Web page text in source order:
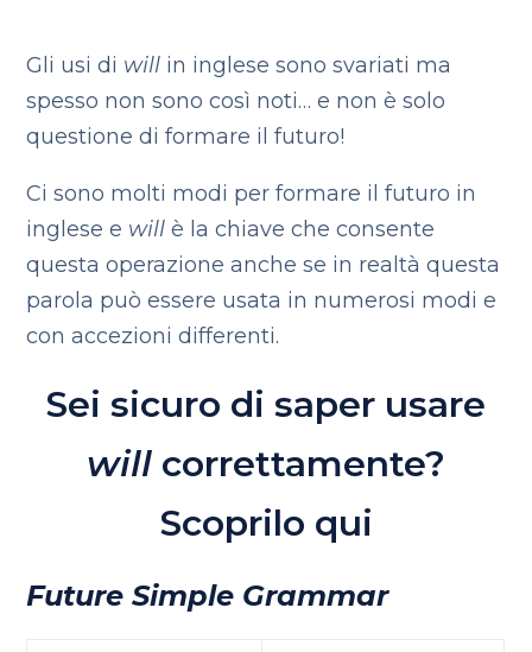
Gli usi di will in inglese sono svariati ma
spesso non sono così noti… e non è solo
questione di formare il futuro!
Ci sono molti modi per formare il futuro in
inglese e will è la chiave che consente
questa operazione anche se in realtà questa
parola può essere usata in numerosi modi e
con accezioni differenti.
Sei sicuro di saper usare
will correttamente?
Scoprilo qui
Future Simple Grammar